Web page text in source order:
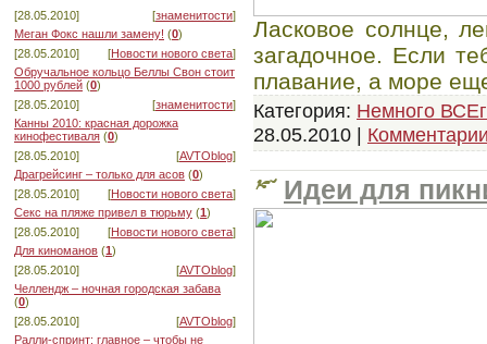
[28.05.2010] [знаменитости]
Меган Фокс нашли замену! (0)
[28.05.2010]
[Новости нового света]
Обручальное кольцо Беллы Свон стоит
1000 рублей (0)
[28.05.2010]
[знаменитости]
Канны 2010: красная дорожка
кинофестиваля (0)
[28.05.2010]
[AVTOblog]
Драгрейсинг – только для асов (0)
[28.05.2010]
[Новости нового света]
Секс на пляже привел в тюрьму (1)
[28.05.2010]
[Новости нового света]
Для киноманов (1)
[28.05.2010]
[AVTOblog]
Челлендж – ночная городская забава
(0)
[28.05.2010]
[AVTOblog]
Ралли-спринт: главное – чтобы не
Ласковое солнце,
загадочное. Если
плавание, а море
Категория: Немного
28.05.2010 |
Идеи для